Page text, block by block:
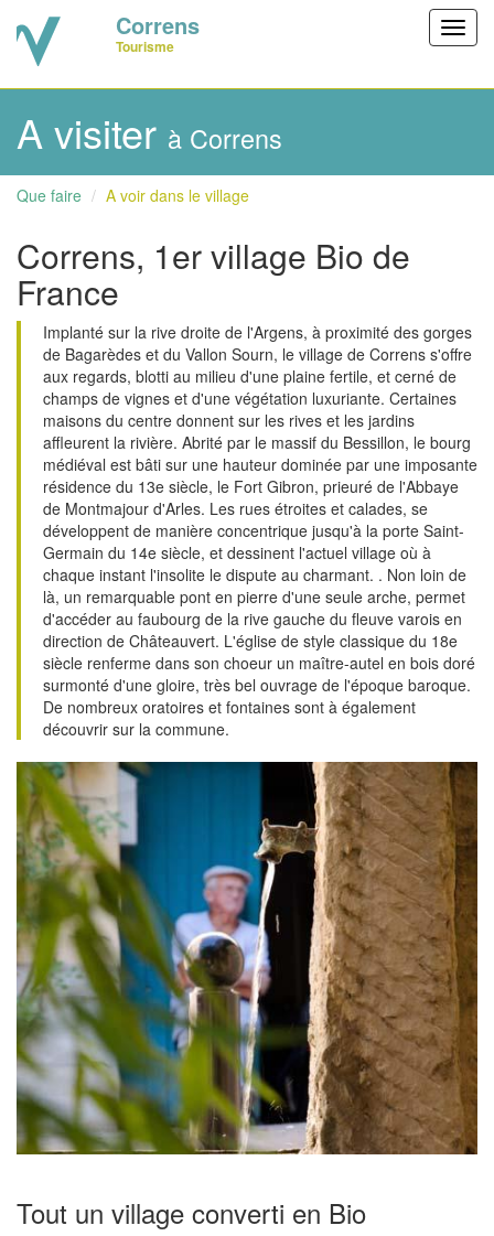
Correns
Tourisme
A visiter à Correns
Que faire A voir dans le village
Correns, 1er village Bio de
France
Implanté sur la rive droite de l'Argens, à proximité des gorges
de Bagarèdes et du Vallon Sourn, le village de Correns s'offre
aux regards, blotti au milieu d'une plaine fertile, et cerné de
champs de vignes et d'une végétation luxuriante. Certaines
maisons du centre donnent sur les rives et les jardins
affleurent la rivière. Abrité par le massif du Bessillon, le bourg
médiéval est bâti sur une hauteur dominée par une imposante
résidence du 13e siècle, le Fort Gibron, prieuré de l'Abbaye
de Montmajour d'Arles. Les rues étroites et calades, se
développent de manière concentrique jusqu'à la porte Saint-
Germain du 14e siècle, et dessinent l'actuel village où à
chaque instant l'insolite le dispute au charmant. . Non loin de
là, un remarquable pont en pierre d'une seule arche, permet
d'accéder au faubourg de la rive gauche du fleuve varois en
direction de Châteauvert. L'église de style classique du 18e
siècle renferme dans son choeur un maître-autel en bois doré
surmonté d'une gloire, très bel ouvrage de l'époque baroque.
De nombreux oratoires et fontaines sont à également
découvrir sur la commune.
Tout un village converti en Bio